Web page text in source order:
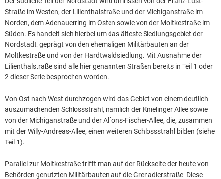
Straße im Westen, der Lilienthalstraße und der Michiganstraße im
Norden, dem Adenauerring im Osten sowie von der Moltkestraße im
Süden. Es handelt sich hierbei um das älteste Siedlungsgebiet der
Nordstadt, geprägt von den ehemaligen Militärbauten an der
Moltkestraße und von der Hardtwaldsiedlung. Mit Ausnahme der
Lilienthalstraße sind alle hier genannten Straßen bereits in Teil 1 oder
2 dieser Serie besprochen worden.
Von Ost nach West durchzogen wird das Gebiet von einem deutlich
auszumachenden Schlossstrahl, nämlich der Knielinger Allee sowie
von der Michiganstraße und der Alfons-Fischer-Allee, die, zusammen
mit der Willy-Andreas-Allee, einen weiteren Schlossstrahl bilden (siehe
Teil 1).
Parallel zur Moltkestraße trifft man auf der Rückseite der heute von
Behörden genutzten Militärbauten auf die Grenadierstraße. Diese